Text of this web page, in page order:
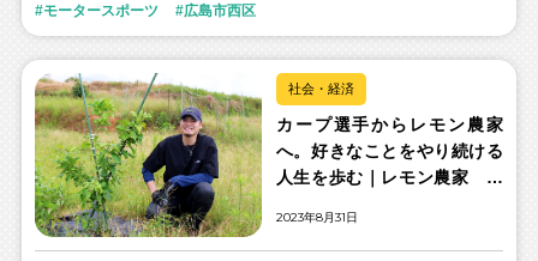
モータースポーツ
広島市西区
社会・経済
カープ選手からレモン農家
へ。好きなことをやり続ける
人生を歩む｜レモン農家 戸
2023年8月31日